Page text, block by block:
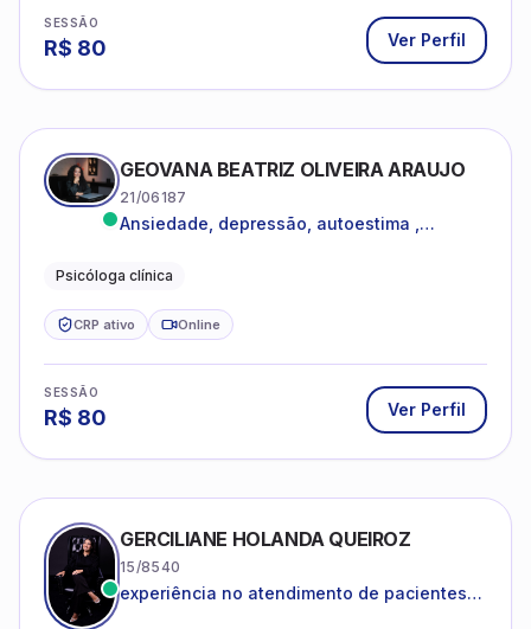
SESSÃO
R$ 80 Ver Perfil
GEOVANA BEATRIZ OLIVEIRA ARAUJO
21/06187
Ansiedade, depressão, autoestima ,
Psicóloga clínica
CRP ativo Online
SESSÃO
R$ 80 Ver Perfil
GERCILIANE HOLANDA QUEIROZ
15/8540
experiência no atendimento de pacientes